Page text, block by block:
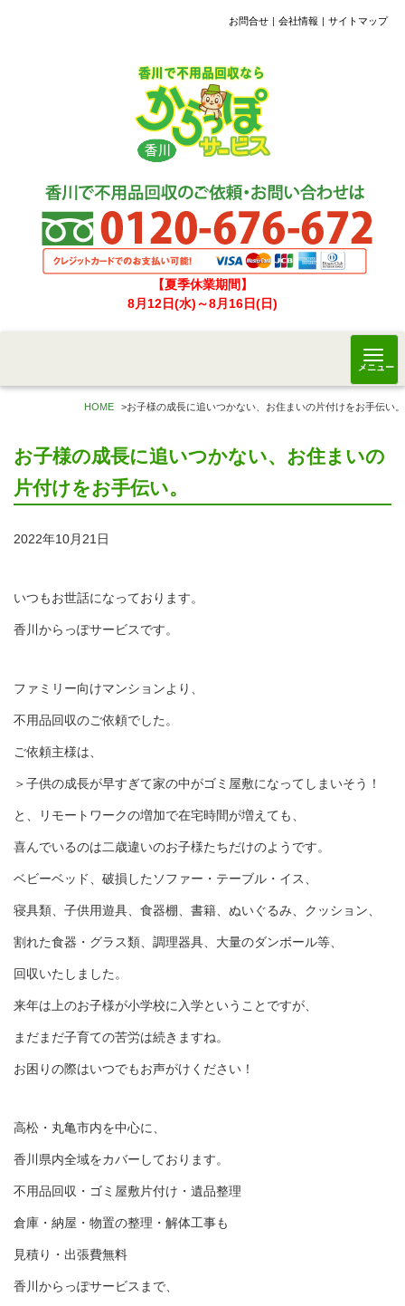
お問合せ 会社情報 サイトマップ
【夏季休業期間】
8月12日(水)～8月16日(日)
メニュー
HOME >お子様の成長に追いつかない、お住まいの片付けをお手伝い。
お子様の成長に追いつかない、お住まいの
片付けをお手伝い。
2022年10月21日
いつもお世話になっております。
香川からっぽサービスです。
ファミリー向けマンションより、
不用品回収のご依頼でした。
ご依頼主様は、
＞子供の成長が早すぎて家の中がゴミ屋敷になってしまいそう！
と、リモートワークの増加で在宅時間が増えても、
喜んでいるのは二歳違いのお子様たちだけのようです。
ベビーベッド、破損したソファー・テーブル・イス、
寝具類、子供用遊具、食器棚、書籍、ぬいぐるみ、クッション、
割れた食器・グラス類、調理器具、大量のダンボール等、
回収いたしました。
来年は上のお子様が小学校に入学ということですが、
まだまだ子育ての苦労は続きますね。
お困りの際はいつでもお声がけください！
高松・丸亀市内を中心に、
香川県内全域をカバーしております。
不用品回収・ゴミ屋敷片付け・遺品整理
倉庫・納屋・物置の整理・解体工事も
見積り・出張費無料
香川からっぽサービスまで、